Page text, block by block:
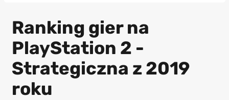
Ranking gier na
PlayStation 2 -
Strategiczna z 2019
roku